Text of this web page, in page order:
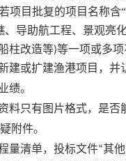
目批复的项目名称含
、导助航工程、景观亮
柱改造等)等一项或多
建或扩建渔港项目，
绩。
料只有图片格式，是否
附件。
量清单，投标文件“其他